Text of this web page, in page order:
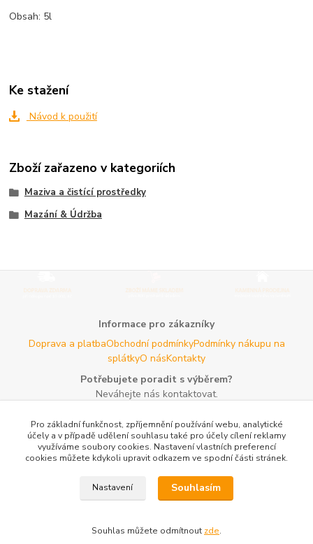
Obsah: 5l
Ke stažení
Návod k použití
Zboží zařazeno v kategoriích
Maziva a čistící prostředky
Mazání & Údržba
Informace pro zákazníky
Doprava a platbaObchodní podmínkyPodmínky nákupu na
splátkyO násKontakty
Potřebujete poradit s výběrem?
Neváhejte nás kontaktovat.
Email:info@agroczechia.cz- kdykoliv
Užitečné informace
lesníckeho náradia a potrieb
Formulář odstoupení o
Reklamace a vrácení zbožíRady a tipyTabulky rozměrů
Pro základní funkčnost, zpříjemnění používání webu, analytické
účely a v případě udělení souhlasu také pro účely cílení reklamy
využíváme soubory cookies. Nastavení vlastních preferencí
cookies můžete kdykoli upravit odkazem ve spodní části stránek.
Nastavení Souhlasím
Souhlas můžete odmítnout zde.